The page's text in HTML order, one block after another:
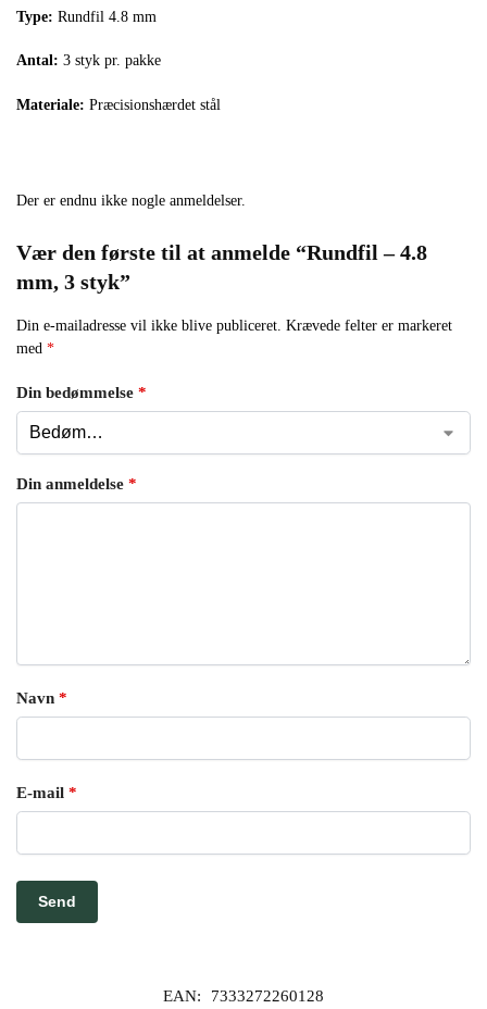
Type: Rundfil 4.8 mm
Antal: 3 styk pr. pakke
Materiale: Præcisionshærdet stål
Der er endnu ikke nogle anmeldelser.
Vær den første til at anmelde “Rundfil – 4.8
mm, 3 styk”
Din e-mailadresse vil ikke blive publiceret. Krævede felter er markeret
med *
Din bedømmelse *
Din anmeldelse *
Navn *
E-mail *
EAN:
7333272260128